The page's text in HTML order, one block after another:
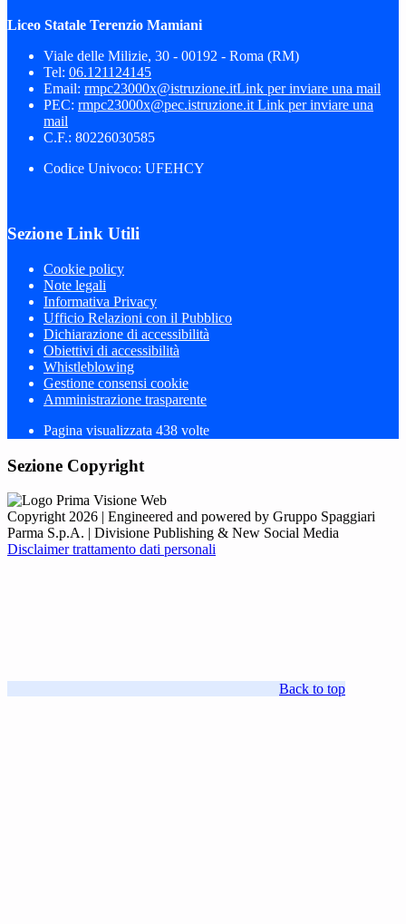
Liceo Statale Terenzio Mamiani
Viale delle Milizie, 30 - 00192 - Roma (RM)
Tel: 06.121124145
Email: rmpc23000x@istruzione.itLink per inviare una mail
PEC: rmpc23000x@pec.istruzione.it Link per inviare una
mail
C.F.: 80226030585
Codice Univoco: UFEHCY
Sezione Link Utili
Cookie policy
Note legali
Informativa Privacy
Ufficio Relazioni con il Pubblico
Dichiarazione di accessibilità
Obiettivi di accessibilità
Whistleblowing
Gestione consensi cookie
Amministrazione trasparente
Pagina visualizzata 438 volte
Sezione Copyright
Copyright 2026 | Engineered and powered by Gruppo Spaggiari
Parma S.p.A. | Divisione Publishing & New Social Media
Disclaimer trattamento dati personali
Back to top